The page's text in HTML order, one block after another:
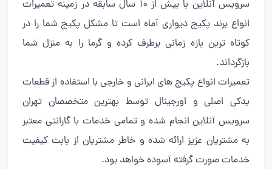
سرویس آنلاین با بیش از 10 سال سابقه در زمینه تعمیرات
انواع برند پکیج دیواری آماه است تا مشکل پکیج شما را در
کوتاه ترین بازه زمانی برطرف کرده و گرما را به منزل شما
بازگرداند.
تعمیرات انواع پکیج های ایرانی و خارجی با استفاده از قطعات
یدکی اصلی و اورجینال توسط بهترین متخصصان تهران
سرویس آنلاین انجام شده و تمامی خدمات با گارانتی معتبر
به مشتریان عزیز ارائه شده و خاطر مشتریان از بابت کیفیت
خدمات صورت گرفته آسوده خواهد بود.